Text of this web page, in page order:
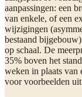
aanpassingen: een
van enkele, of een
wijzigingen
bestaand
op schaal. De
35% boven het
weken in plaats van
voor voorbeelden